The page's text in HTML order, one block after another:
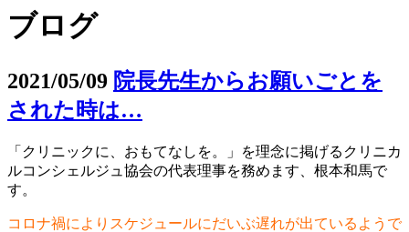
ブログ
2021/05/09 院長先生からお願いごとを
された時は…
「クリニックに、おもてなしを。」を理念に掲げるクリニカ
ルコンシェルジュ協会の代表理事を務めます、根本和馬で
す。
コロナ禍によりスケジュールにだいぶ遅れが出ているようで